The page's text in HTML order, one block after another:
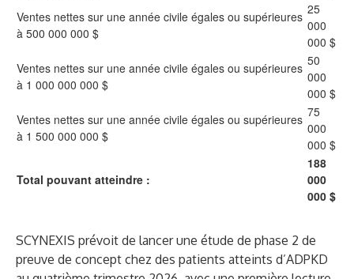
Ventes nettes sur une année civile égales ou supérieures
à 500 000 000 $
25
000
000 $
Ventes nettes sur une année civile égales ou supérieures
à 1 000 000 000 $
50
000
000 $
Ventes nettes sur une année civile égales ou supérieures
à 1 500 000 000 $
75
000
000 $
Total pouvant atteindre :
188
000
000 $
SCYNEXIS prévoit de lancer une étude de phase 2 de
preuve de concept chez des patients atteints d’ADPKD